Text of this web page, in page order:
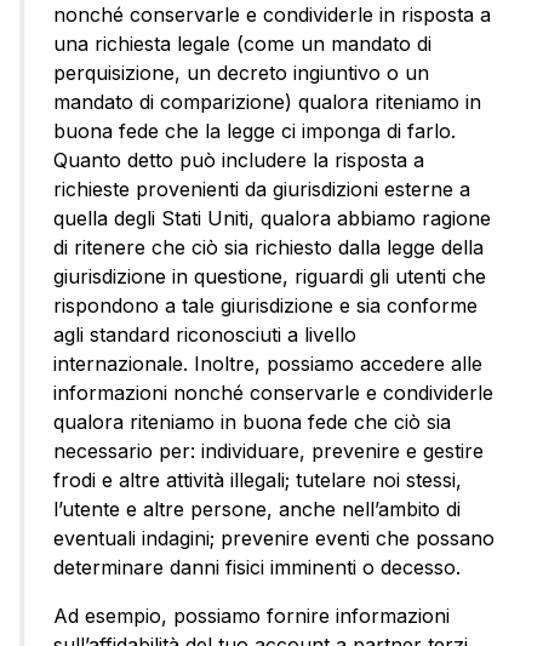
nonché conservarle e condividerle in risposta a
una richiesta legale (come un mandato di
perquisizione, un decreto ingiuntivo o un
mandato di comparizione) qualora riteniamo in
buona fede che la legge ci imponga di farlo.
Quanto detto può includere la risposta a
richieste provenienti da giurisdizioni esterne a
quella degli Stati Uniti, qualora abbiamo ragione
di ritenere che ciò sia richiesto dalla legge della
giurisdizione in questione, riguardi gli utenti che
rispondono a tale giurisdizione e sia conforme
agli standard riconosciuti a livello
internazionale. Inoltre, possiamo accedere alle
informazioni nonché conservarle e condividerle
qualora riteniamo in buona fede che ciò sia
necessario per: individuare, prevenire e gestire
frodi e altre attività illegali; tutelare noi stessi,
l’utente e altre persone, anche nell’ambito di
eventuali indagini; prevenire eventi che possano
determinare danni fisici imminenti o decesso.
Ad esempio, possiamo fornire informazioni